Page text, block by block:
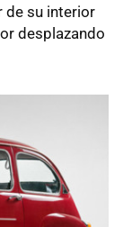
de su interior
desplazando